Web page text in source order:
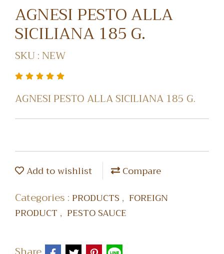
AGNESI PESTO ALLA
SICILIANA 185 G.
SKU : NEW
AGNESI PESTO ALLA SICILIANA 185 G.
Add to wishlist Compare
Categories :PRODUCTS , FOREIGN
PRODUCT , PESTO SAUCE